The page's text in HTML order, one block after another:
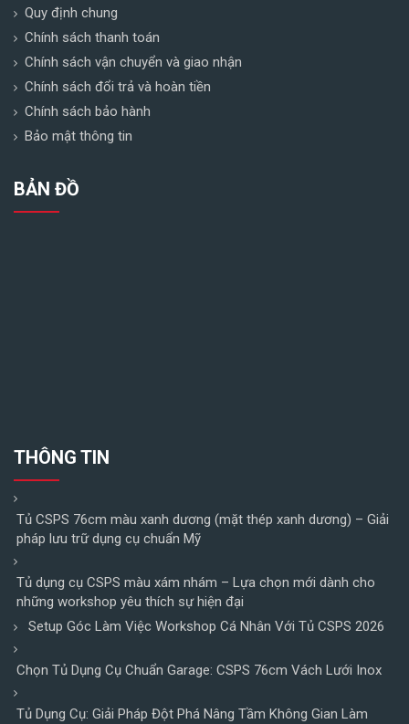
Quy định chung
Chính sách thanh toán
Chính sách vận chuyển và giao nhận
Chính sách đổi trả và hoàn tiền
Chính sách bảo hành
Bảo mật thông tin
BẢN ĐỒ
THÔNG TIN
Tủ CSPS 76cm màu xanh dương (mặt thép xanh dương) – Giải
pháp lưu trữ dụng cụ chuẩn Mỹ
Tủ dụng cụ CSPS màu xám nhám – Lựa chọn mới dành cho
những workshop yêu thích sự hiện đại
Setup Góc Làm Việc Workshop Cá Nhân Với Tủ CSPS 2026
Chọn Tủ Dụng Cụ Chuẩn Garage: CSPS 76cm Vách Lưới Inox
Tủ Dụng Cụ: Giải Pháp Đột Phá Nâng Tầm Không Gian Làm